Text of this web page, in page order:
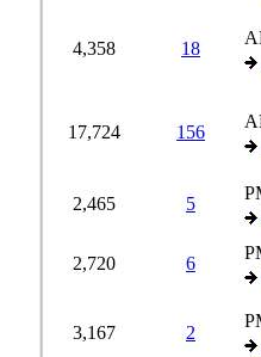
18
4,358
156
17,724
5
2,465
6
2,720
2
3,167